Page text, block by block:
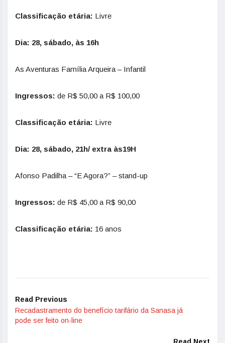
Classificação etária: Livre
Dia: 28, sábado, às 16h
As Aventuras Família Arqueira – Infantil
Ingressos: de R$ 50,00 a R$ 100,00
Classificação etária: Livre
Dia: 28, sábado, 21h/ extra às19H
Afonso Padilha – “E Agora?” – stand-up
Ingressos: de R$ 45,00 a R$ 90,00
Classificação etária: 16 anos
Read Previous
Recadastramento do benefício tarifário da Sanasa já
pode ser feito on-line